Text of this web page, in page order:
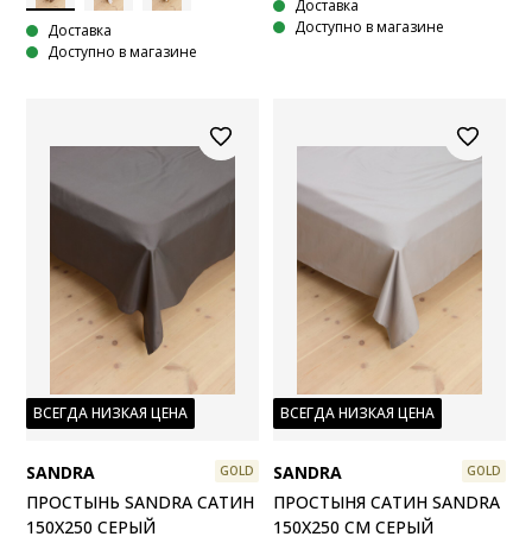
Доставка
Доступно в магазине
Доставка
Доступно в магазине
ВСЕГДА НИЗКАЯ ЦЕНА
SANDRA GOLD
ПРОСТЫНЬ SANDRA САТИН
150X250 СЕРЫЙ
ВСЕГДА НИЗКАЯ ЦЕНА
SANDRA GOLD
ПРОСТЫНЯ САТИН SANDRA
150X250 СМ СЕРЫЙ